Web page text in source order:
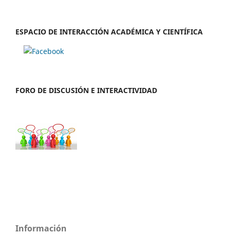
ESPACIO DE INTERACCIÓN ACADÉMICA Y CIENTÍFICA
FORO DE DISCUSIÓN E INTERACTIVIDAD
Información